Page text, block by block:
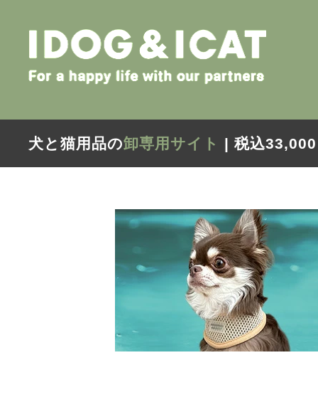
犬と猫用品の卸専用サイト | 税込